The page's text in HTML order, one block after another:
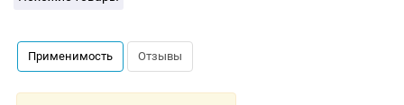
Применимость Отзывы